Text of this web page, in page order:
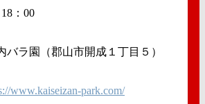
：00
ラ園（郡山市開成１丁目５）
www.kaiseizan-park.com/